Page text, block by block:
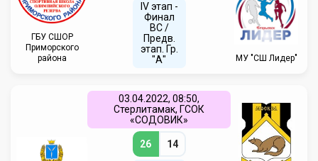
ГБУ СШОР
Приморского
района
IV этап -
Финал
ВС /
Предв.
этап. Гр.
"А"
МУ "СШ Лидер"
03.04.2022, 08:50,
Стерлитамак, ГСОК
«СОДОВИК»
26 14